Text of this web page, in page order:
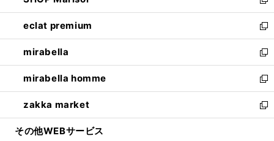
開
く
ウ
で
開
く
ン
ド
ウ
で
開
く
ウ
ィ
ン
ド
ウ
で
開
く
し
い
ウ
ィ
ン
ド
ウ
で
開
eclat premium
新
し
い
ウ
ィ
ン
ド
ウ
mirabella
新
し
い
ウ
ィ
ン
mirabella homme
新
し
い
ウ
zakka market
新
し
その他WEBサービス